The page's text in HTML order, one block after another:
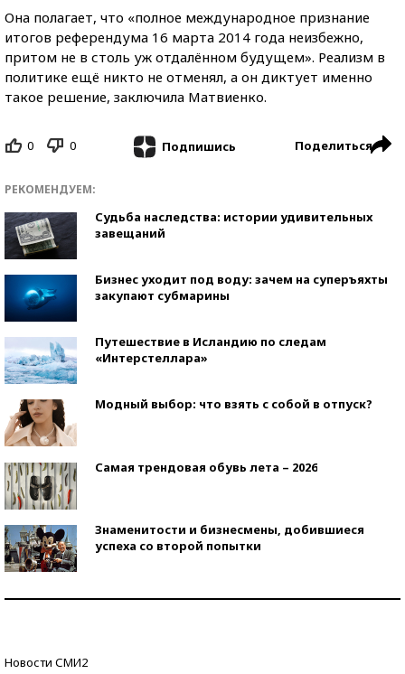
Она полагает, что «полное международное признание
итогов референдума 16 марта 2014 года неизбежно,
притом не в столь уж отдалённом будущем». Реализм в
политике ещё никто не отменял, а он диктует именно
такое решение, заключила Матвиенко.
0 0 Подпишись Поделиться
РЕКОМЕНДУЕМ:
Судьба наследства: истории удивительных
завещаний
Бизнес уходит под воду: зачем на суперъяхты
закупают субмарины
Путешествие в Исландию по следам
«Интерстеллара»
Модный выбор: что взять с собой в отпуск?
Самая трендовая обувь лета – 2026
Знаменитости и бизнесмены, добившиеся
успеха со второй попытки
Новости СМИ2